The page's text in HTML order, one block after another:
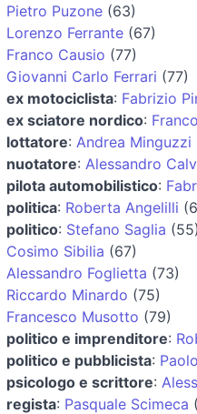
Pietro Puzone (63)
Lorenzo Ferrante (67)
Franco Causio (77)
Giovanni Carlo Ferrari (77)
ex motociclista: Fabrizio
ex sciatore nordico:
lottatore: Andrea Minguzzi
nuotatore: Alessandro
pilota automobilistico:
politica: Roberta Angelilli
politico: Stefano Saglia (55)
Cosimo Sibilia (67)
Alessandro Foglietta (73)
Riccardo Minardo (75)
Francesco Musotto (79)
politico e imprenditore:
politico e pubblicista:
psicologo e scrittore:
regista: Pasquale Scimeca